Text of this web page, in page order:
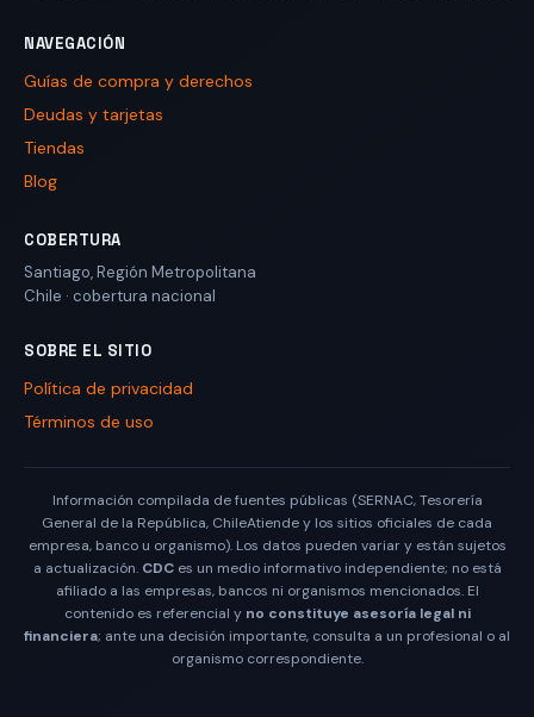
NAVEGACIÓN
Guías de compra y derechos
Deudas y tarjetas
Tiendas
Blog
COBERTURA
Santiago,Región Metropolitana
Chile · cobertura nacional
SOBRE EL SITIO
Política de privacidad
Términos de uso
Información compilada de fuentes públicas (SERNAC, Tesorería
General de la República, ChileAtiende y los sitios oficiales de cada
empresa, banco u organismo). Los datos pueden variar y están sujetos
a actualización. CDCes un medio informativo independiente; no está
afiliado a las empresas, bancos ni organismos mencionados. El
contenido es referencial y no constituye asesoría legal ni
financiera; ante una decisión importante, consulta a un profesional o al
organismo correspondiente.